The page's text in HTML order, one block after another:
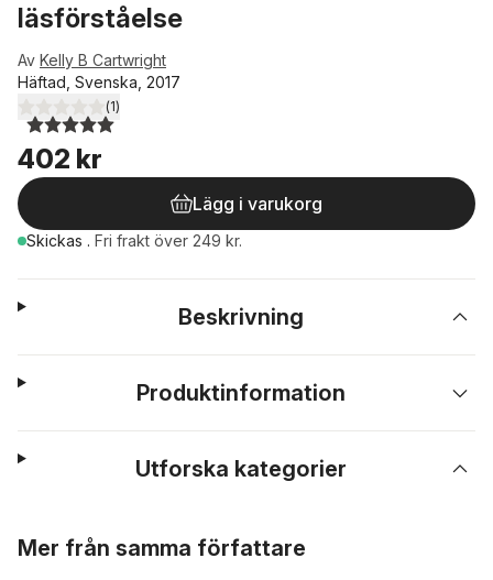
läsförståelse
Av Kelly B Cartwright
Häftad, Svenska, 2017
5,0utav 5 stjärnor. Totalt antal röster:
(1)
402 kr
Lägg i varukorg
Skickas . Fri frakt över 249 kr.
Beskrivning
Produktinformation
Utforska kategorier
Mer från samma författare